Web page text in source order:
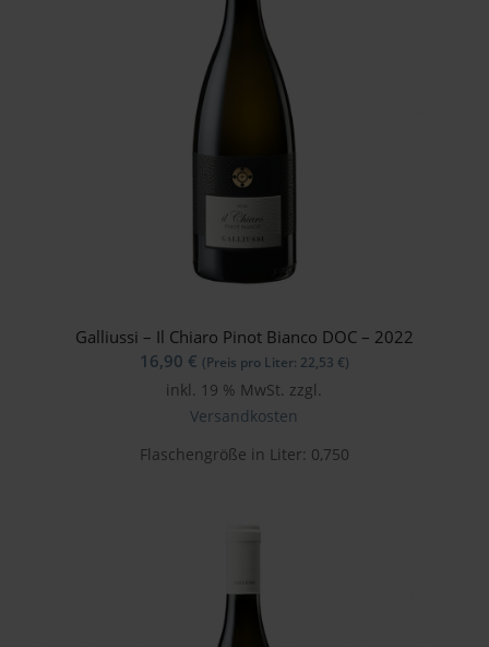
Galliussi – Il Chiaro Pinot Bianco DOC – 2022
16,90 € (Preis pro Liter: 22,53 €)
inkl. 19 % MwSt. zzgl.
Versandkosten
Flaschengröße in Liter: 0,750